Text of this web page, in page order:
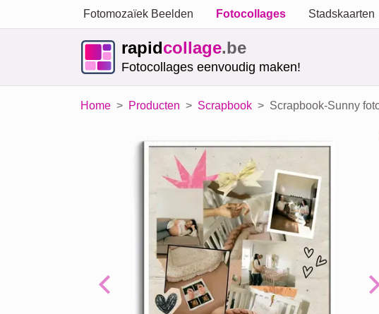
Fotomozaïek Beelden Fotocollages Stadskaarten
rapidcollage.be
Fotocollages eenvoudig maken!
Home Producten Scrapbook Scrapbook-Sunny
Previous